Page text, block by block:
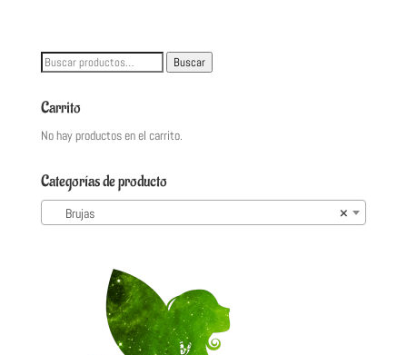
Buscar
Buscar
Carrito
No hay productos en el carrito.
Categorías de producto
×
Brujas